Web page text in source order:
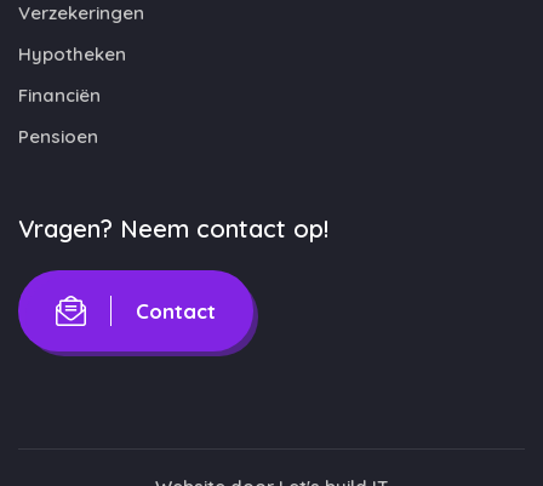
Verzekeringen
Hypotheken
Financiën
Pensioen
Vragen? Neem contact op!
Contact